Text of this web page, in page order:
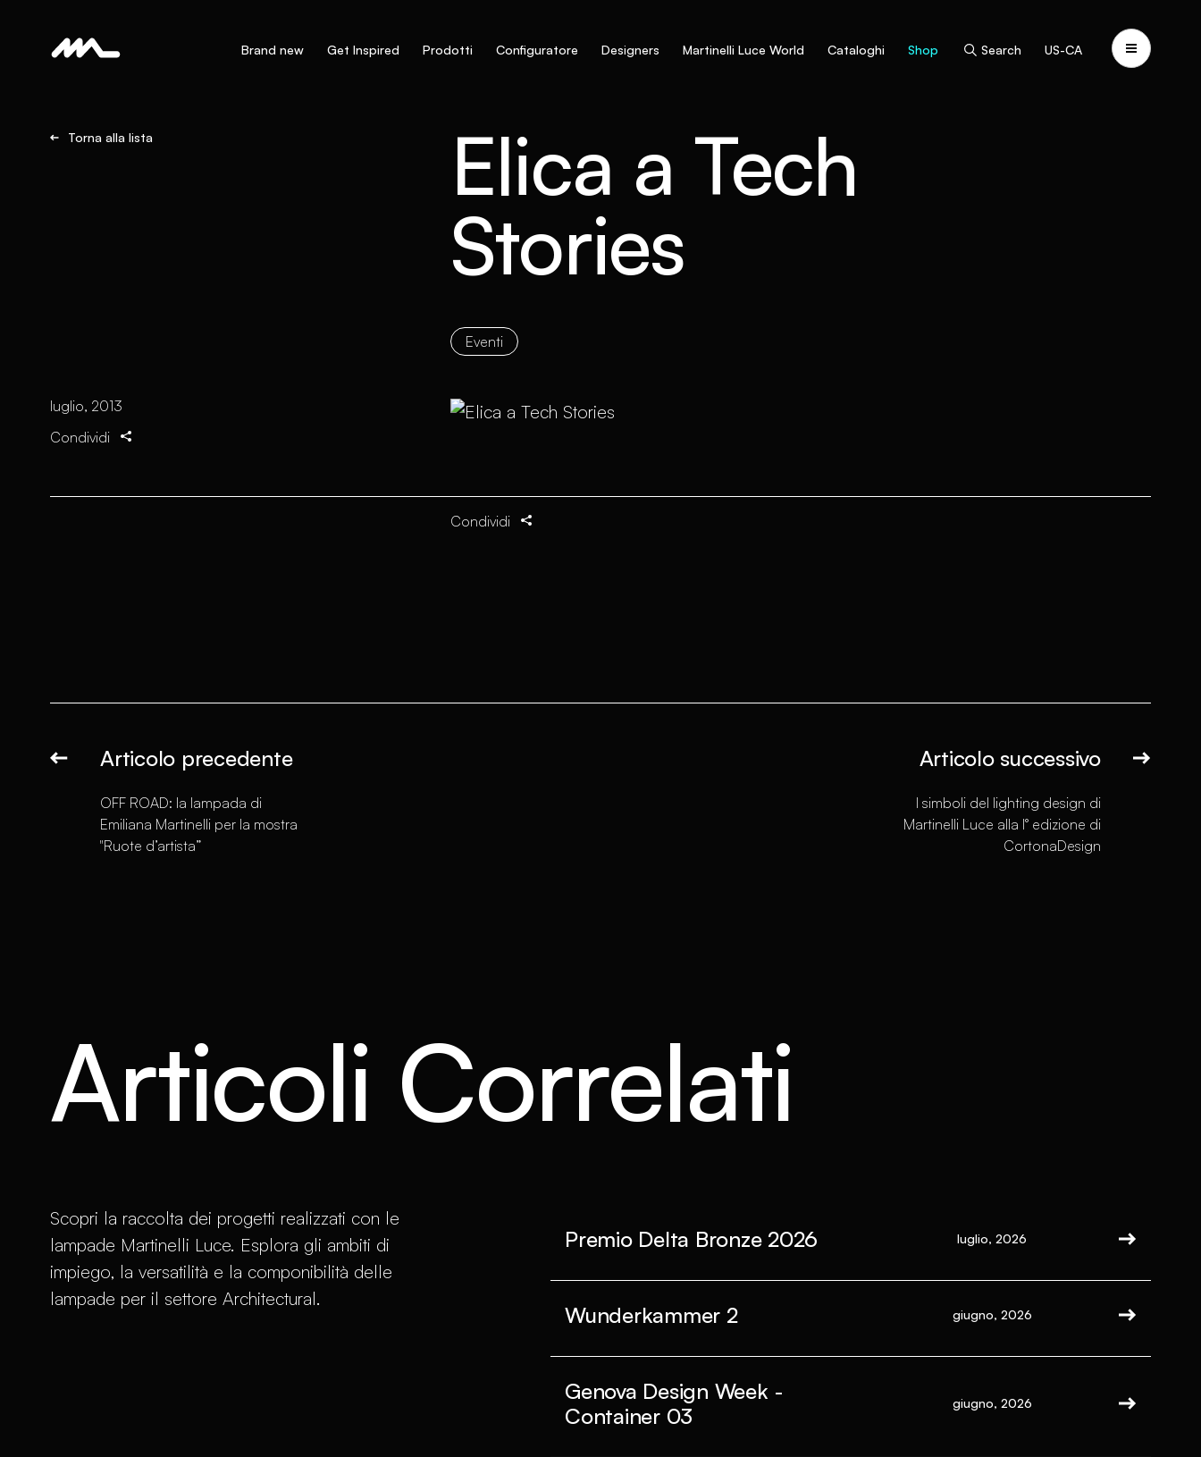
Brand new Get Inspired Prodotti Configuratore Designers Martinelli Luce World Cataloghi Shop Search US-CA
Torna alla lista Elica a Tech
Stories
Eventi
luglio, 2013
Condividi
Condividi
Articolo precedente
OFF ROAD: la lampada di
Emiliana Martinelli per la mostra
"Ruote d’artista”
Articolo successivo
I simboli del lighting design di
Martinelli Luce alla I° edizione di
CortonaDesign
Articoli Correlati
Scopri la raccolta dei progetti realizzati con le
lampade Martinelli Luce. Esplora gli ambiti di
impiego, la versatilità e la componibilità delle
lampade per il settore Architectural.
Premio Delta Bronze 2026 luglio, 2026
Wunderkammer 2 giugno, 2026
Genova Design Week -
Container 03
giugno, 2026